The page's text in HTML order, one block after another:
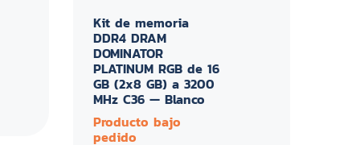
Kit de memoria
DDR4 DRAM
DOMINATOR
PLATINUM RGB de 16
GB (2x8 GB) a 3200
MHz C36 — Blanco
Producto bajo
pedido